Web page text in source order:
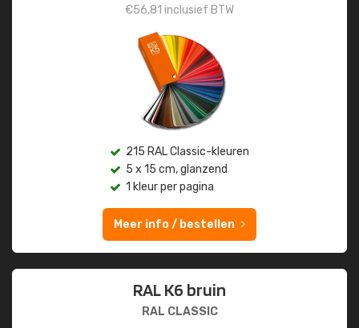
€56,81 inclusief BTW
215 RAL Classic-kleuren
5 x 15 cm, glanzend
1 kleur per pagina
Meer info / bestellen
RAL K6 bruin
RAL CLASSIC